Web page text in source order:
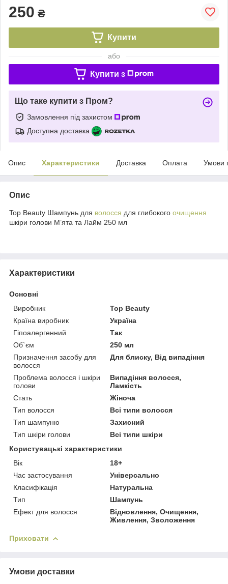
250 ₴
Купити
або
Купити з
Що таке купити з Пром?
Замовлення під захистом
Доступна доставка
Опис Характеристики Доставка Оплата Умови
Опис
Top Beauty Шампунь для волосся для глибокого очищення
шкіри голови М’ята та Лайм 250 мл
Характеристики
Основні
Виробник
Top Beauty
Країна виробник
Україна
Гіпоалергенний
Так
Об`єм
250 мл
Призначення засобу для
волосся
Для блиску, Від випадіння
Проблема волосся і шкіри
голови
Випадіння волосся,
Ламкість
Стать
Жіноча
Тип волосся
Всі типи волосся
Тип шампуню
Захисний
Тип шкіри голови
Всі типи шкіри
Користувацькі характеристики
Вік
18+
Час застосування
Універсально
Класифікація
Натуральна
Тип
Шампунь
Ефект для волосся
Відновлення, Очищення,
Живлення, Зволоження
Приховати
Умови доставки